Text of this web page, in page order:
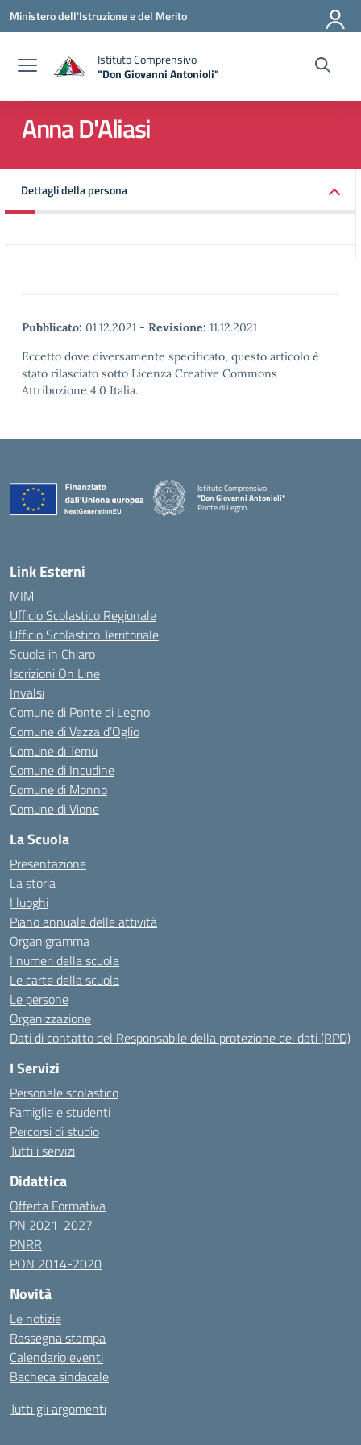
Vai ai contenuti
Vai al menu di navigazione
Vai al footer
Ministero dell'Istruzione e del Merito
Istituto Comprensivo
"Don Giovanni Antonioli"
Anna D'Aliasi
Dettagli della persona
Pubblicato: 01.12.2021 - Revisione: 11.12.2021
Eccetto dove diversamente specificato, questo articolo è
stato rilasciato sotto Licenza Creative Commons
Attribuzione 4.0 Italia.
Istituto Comprensivo
"Don Giovanni Antonioli"
Ponte di Legno
— Visita la pagina iniziale della scuola
Link Esterni
MIM
Ufficio Scolastico Regionale
Ufficio Scolastico Territoriale
Scuola in Chiaro
Iscrizioni On Line
Invalsi
Comune di Ponte di Legno
Comune di Vezza d’Oglio
Comune di Temù
Comune di Incudine
Comune di Monno
Comune di Vione
La Scuola
Presentazione
La storia
I luoghi
Piano annuale delle attività
Organigramma
I numeri della scuola
Le carte della scuola
Le persone
Organizzazione
Dati di contatto del Responsabile della protezione dei dati (RPD)
I Servizi
Personale scolastico
Famiglie e studenti
Percorsi di studio
Tutti i servizi
Didattica
Offerta Formativa
PN 2021-2027
PNRR
PON 2014-2020
Novità
Le notizie
Rassegna stampa
Calendario eventi
Bacheca sindacale
Tutti gli argomenti